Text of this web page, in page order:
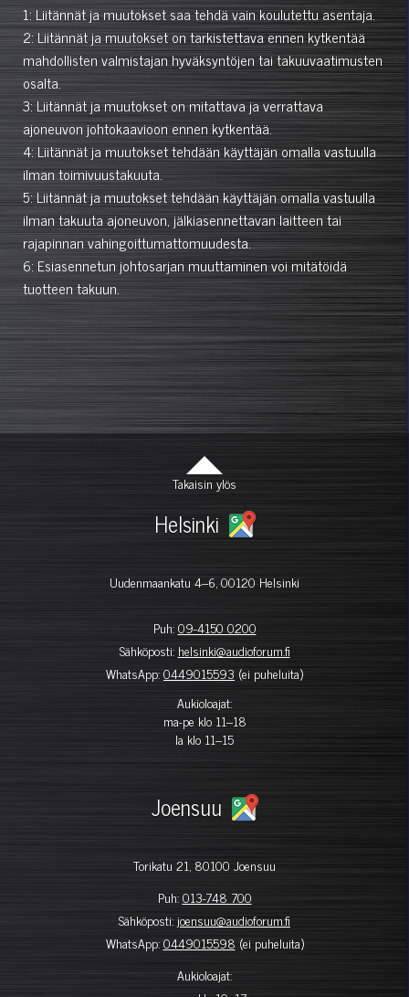
1: Liitännät ja muutokset saa tehdä vain koulutettu asentaja.
2: Liitännät ja muutokset on tarkistettava ennen kytkentää
mahdollisten valmistajan hyväksyntöjen tai takuuvaatimusten
osalta.
3: Liitännät ja muutokset on mitattava ja verrattava
ajoneuvon johtokaavioon ennen kytkentää.
4: Liitännät ja muutokset tehdään käyttäjän omalla vastuulla
ilman toimivuustakuuta.
5: Liitännät ja muutokset tehdään käyttäjän omalla vastuulla
ilman takuuta ajoneuvon, jälkiasennettavan laitteen tai
rajapinnan vahingoittumattomuudesta.
6: Esiasennetun johtosarjan muuttaminen voi mitätöidä
tuotteen takuun.
Takaisin ylös
Helsinki
Uudenmaankatu 4–6, 00120 Helsinki
Puh:09-4150 0200
Sähköposti: helsinki@audioforum.fi
WhatsApp:0449015593 (ei puheluita)
Aukioloajat:
ma-pe klo 11–18
la klo 11–15
Joensuu
Torikatu 21, 80100 Joensuu
Puh:013-748 700
Sähköposti: joensuu@audioforum.fi
WhatsApp:0449015598 (ei puheluita)
Aukioloajat: